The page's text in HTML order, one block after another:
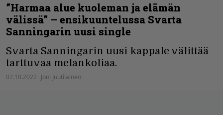
”Harmaa alue kuoleman ja elämän
välissä” – ensikuuntelussa Svarta
Sanningarin uusi single
Svarta Sanningarin uusi kappale välittää
tarttuvaa melankoliaa.
07.10.2022 Joni Juutilainen